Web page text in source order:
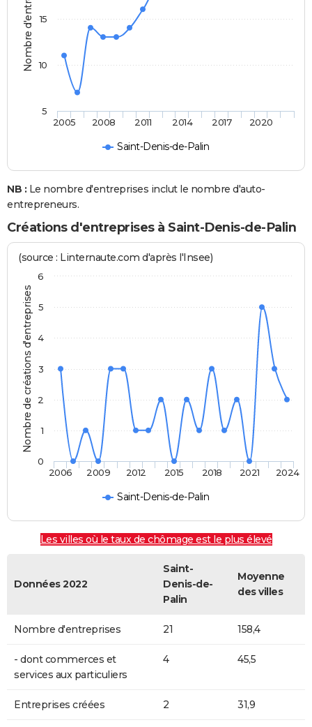
Saint-Denis-de-Palin
2005 2008 2011 2014 2017 2020
5
10
15
NB : Le nombre d'entreprises inclut le nombre d'auto-
entrepreneurs.
Créations d'entreprises à Saint-Denis-de-Palin
Nombre de créations d'entreprises
(source : Linternaute.com d'après l'Insee)
Saint-Denis-de-Palin
2006 2009 2012 2015 2018 2021 2024
0
1
2
3
4
5
6
Les villes où le taux de chômage est le plus élevé
Données 2022
Saint-
Denis-de-
Palin
Moyenne
des villes
Nombre d'entreprises 21 158,4
- dont commerces et
services aux particuliers
4 45,5
Entreprises créées 2 31,9